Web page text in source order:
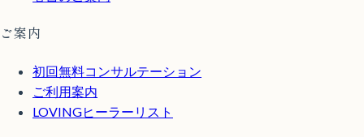
ご案内
初回無料コンサルテーション
ご利用案内
LOVINGヒーラーリスト